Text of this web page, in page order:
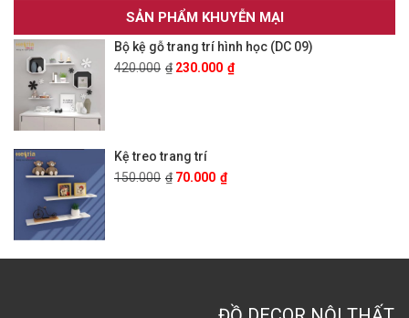
SẢN PHẨM KHUYỄN MẠI
Bộ kệ gỗ trang trí hình học (DC 09)
420.000 ₫ 230.000 ₫
Kệ treo trang trí
150.000 ₫ 70.000 ₫